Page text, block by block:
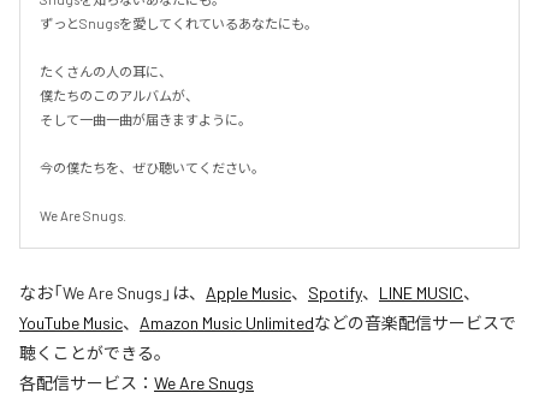
ずっとSnugsを愛してくれているあなたにも。
たくさんの人の耳に、
僕たちのこのアルバムが、
そして一曲一曲が届きますように。
今の僕たちを、ぜひ聴いてください。
We Are Snugs.
なお「We Are Snugs 」は、 Apple Music、 Spotify、 LINE MUSIC、
YouTube Music、 Amazon Music Unlimitedなどの音楽配信サービスで
聴くことができる。
各配信サービス： We Are Snugs